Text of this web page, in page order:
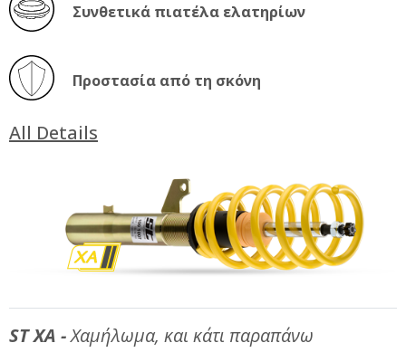
Συνθετικά πιατέλα ελατηρίων
Προστασία από τη σκόνη
All Details
ST XA -Χαμήλωμα, και κάτι παραπάνω